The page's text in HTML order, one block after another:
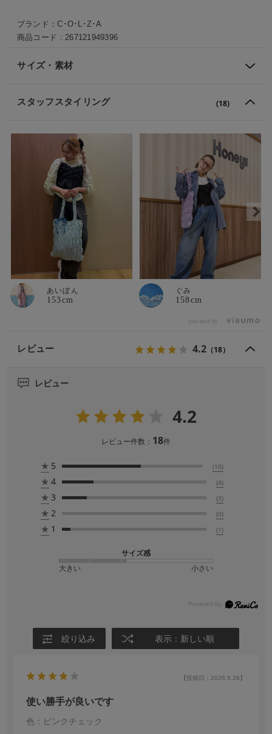
ブランド：C･O･L･Z･A
商品コード : 267121949396
サイズ・素材
スタッフスタイリング (18)
あいぼん
153cm
ぐみ
158cm
powered by
レビュー 4.2 （18）
レビュー
4.2
レビュー件数： 18件
★ 5 (10)
★ 4 (4)
★ 3 (3)
★ 2 (0)
★ 1 (1)
サイズ感
大きい
小さい
絞り込み 表示：新しい順
【投稿日：2026.5.26】
使い勝手が良いです
色：ピンクチェック